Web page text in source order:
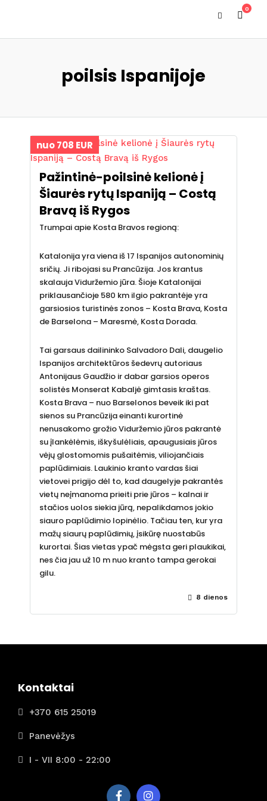
0
poilsis Ispanijoje
nuo 708 EUR
Pažintinė-poilsinė kelionė į
Šiaurės rytų Ispaniją – Costą
Bravą iš Rygos
Trumpai apie Kosta Bravos regioną:
Katalonija yra viena iš 17 Ispanijos autonominių
sričių. Ji ribojasi su Prancūzija. Jos krantus
skalauja Viduržemio jūra. Šioje Katalonijai
priklausančioje 580 km ilgio pakrantėje yra
garsiosios turistinės zonos – Kosta Brava, Kosta
de Barselona – Maresmė, Kosta Dorada.
Tai garsaus dailininko Salvadoro Dali, daugelio
Ispanijos architektūros šedevrų autoriaus
Antonijaus Gaudžio ir dabar garsios operos
solistės Monserat Kabaljė gimtasis kraštas.
Kosta Brava – nuo Barselonos beveik iki pat
sienos su Prancūzija einanti kurortinė
nenusakomo grožio Viduržemio jūros pakrantė
su įlankėlėmis, iškyšulėliais, apaugusiais jūros
vėjų glostomomis pušaitėmis, viliojančiais
paplūdimiais. Laukinio kranto vardas šiai
vietovei prigijo dėl to, kad daugelyje pakrantės
vietų neįmanoma prieiti prie jūros – kalnai ir
stačios uolos siekia jūrą, nepalikdamos jokio
siauro paplūdimio lopinėlio. Tačiau ten, kur yra
mažų siaurų paplūdimių, įsikūrę nuostabūs
kurortai. Šias vietas ypač mėgsta geri plaukikai,
nes čia jau už 10 m nuo kranto tampa gerokai
gilu.
8 dienos
Kontaktai
+370 615 25019
Panevėžys
I - VII 8:00 - 22:00